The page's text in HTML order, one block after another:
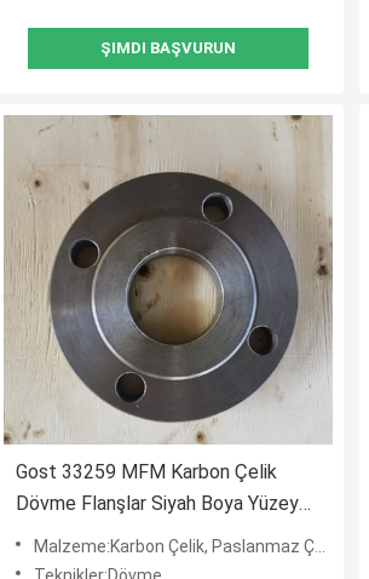
ŞIMDI BAŞVURUN
Gost 33259 MFM Karbon Çelik
Dövme Flanşlar Siyah Boya Yüzey
İşlemi
Malzeme:Karbon Çelik, Paslanmaz Çelik, Alaşımlı Çelik